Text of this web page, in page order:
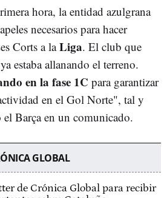
hora, la entidad azulgrana
necesarios para hacer
Corts a laLiga. El club que
estaba allanando el terreno.
en la fase 1C para garantizar
en el Gol Norte", tal y
Barça en un comunicado.
GLOBAL
de Crónica Global para recibir